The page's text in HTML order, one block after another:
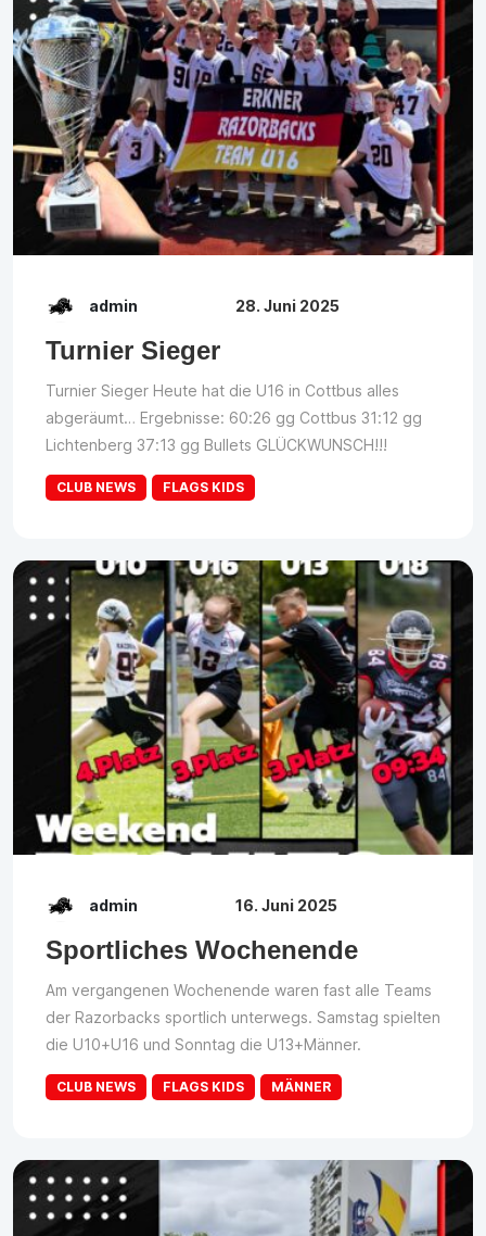
admin 28. Juni 2025
Turnier Sieger
Turnier Sieger Heute hat die U16 in Cottbus alles
abgeräumt… Ergebnisse: 60:26 gg Cottbus 31:12 gg
Lichtenberg 37:13 gg Bullets GLÜCKWUNSCH!!!
CLUB NEWS FLAGS KIDS
admin 16. Juni 2025
Sportliches Wochenende
Am vergangenen Wochenende waren fast alle Teams
der Razorbacks sportlich unterwegs. Samstag spielten
die U10+U16 und Sonntag die U13+Männer.
CLUB NEWS FLAGS KIDS MÄNNER